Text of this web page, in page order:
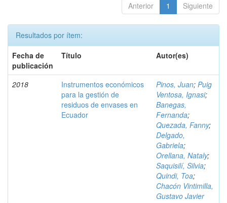
Anterior 1 Siguiente
Resultados por ítem:
Fecha de
publicación
Título Autor(es)
2018
Instrumentos económicos
para la gestión de
residuos de envases en
Ecuador
Pinos, Juan; Puig
Ventosa, Ignasi;
Banegas,
Fernanda;
Quezada, Fanny;
Delgado,
Gabriela;
Orellana, Nataly;
Saquisilí, Silvia;
Quindi, Toa;
Chacón Vintimilla,
Gustavo Javier